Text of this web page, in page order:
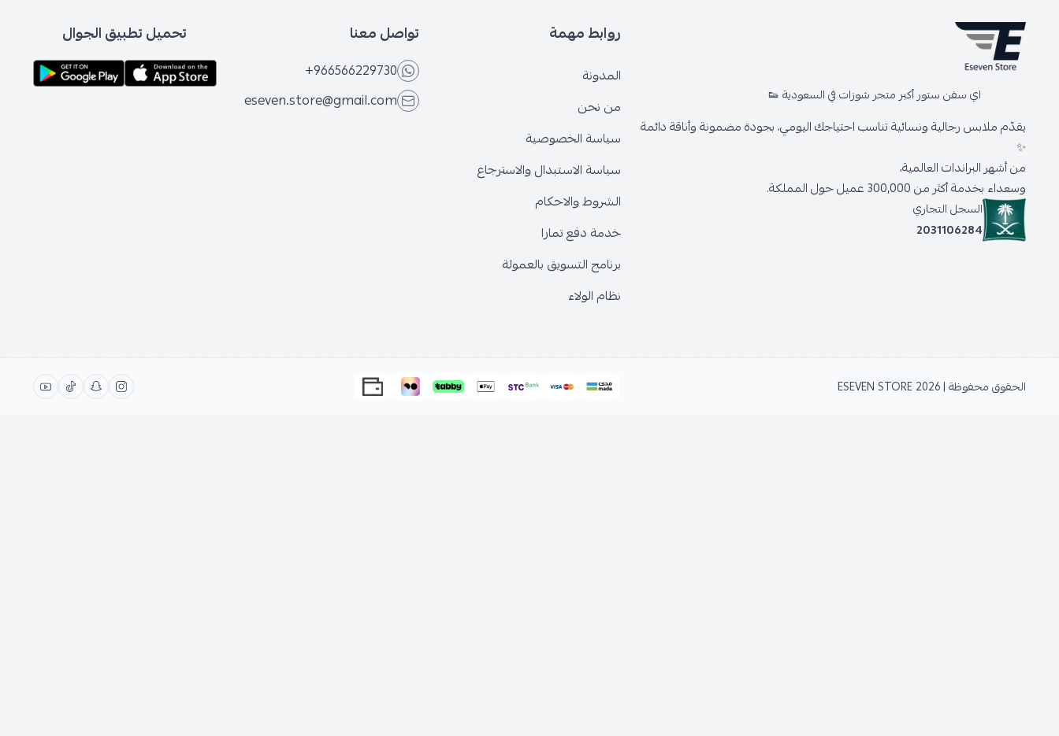
اي سفن ستور أكبر متجر شوزات في السعودية 👟
يقدّم ملابس رجالية ونسائية تناسب احتياجك اليومي، بجودة مضمونة وأناقة دائمة
✨
من أشهر البراندات العالمية،
وسعداء بخدمة أكثر من 300,000 عميل حول المملكة.
السجل التجاري
2031106284
روابط مهمة
المدونة
من نحن
سياسة الخصوصية
سياسة الاستبدال والاسترجاع
الشروط والاحكام
خدمة دفع تمارا
برنامج التسويق بالعمولة
نظام الولاء
تواصل معنا
+966566229730
eseven.store@gmail.com
تحميل تطبيق الجوال
الحقوق محفوظة | 2026 ESEVEN STORE